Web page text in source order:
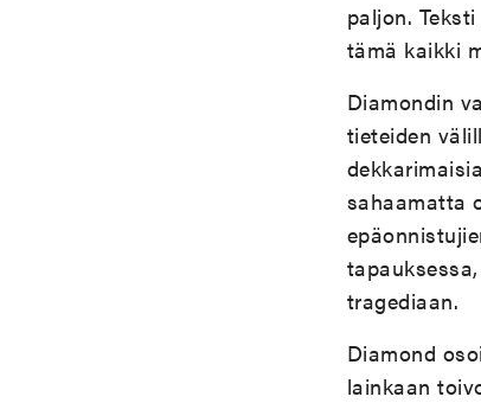
paljon.
tämä kaikki
Diamondin
tieteiden
sahaamatta
tragediaan.
Diamond
lainkaan